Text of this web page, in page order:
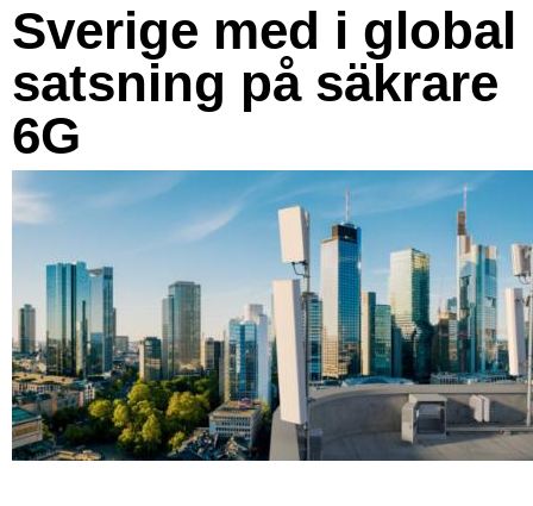
Sverige med i global
satsning på säkrare
6G